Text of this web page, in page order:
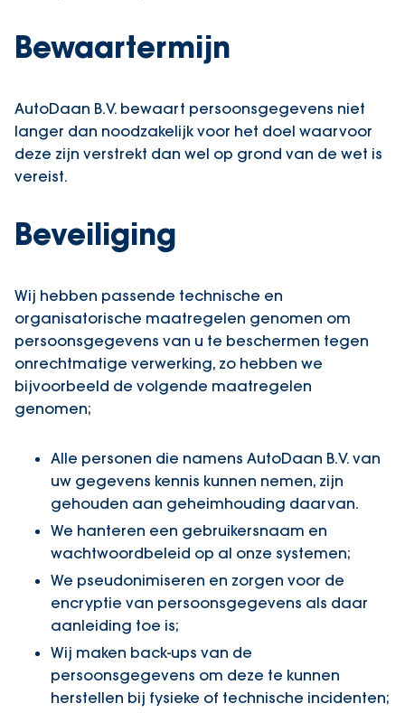
Bewaartermijn
AutoDaan B.V. bewaart persoonsgegevens niet
langer dan noodzakelijk voor het doel waarvoor
deze zijn verstrekt dan wel op grond van de wet is
vereist.
Beveiliging
Wij hebben passende technische en
organisatorische maatregelen genomen om
persoonsgegevens van u te beschermen tegen
onrechtmatige verwerking, zo hebben we
bijvoorbeeld de volgende maatregelen
genomen;
Alle personen die namens AutoDaan B.V. van
uw gegevens kennis kunnen nemen, zijn
gehouden aan geheimhouding daarvan.
We hanteren een gebruikersnaam en
wachtwoordbeleid op al onze systemen;
We pseudonimiseren en zorgen voor de
encryptie van persoonsgegevens als daar
aanleiding toe is;
Wij maken back-ups van de
persoonsgegevens om deze te kunnen
herstellen bij fysieke of technische incidenten;